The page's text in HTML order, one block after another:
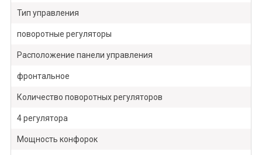
Тип управления
поворотные регуляторы
Расположение панели управления
фронтальное
Количество поворотных регуляторов
4 регулятора
Мощность конфорок